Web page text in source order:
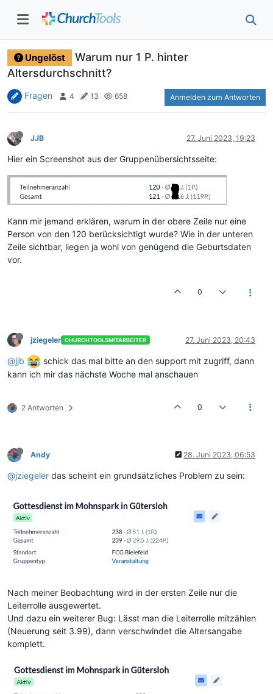
Ungelöst
Warum nur 1 P. hinter
Altersdurchschnitt?
Fragen 4 13 658 Anmelden zum Antworten
JJB 27. Juni 2023, 19:23
Hier ein Screenshot aus der Gruppenübersichtsseite:
Kann mir jemand erklären, warum in der obere Zeile nur eine
Person von den 120 berücksichtigt wurde? Wie in der unteren
Zeile sichtbar, liegen ja wohl von genügend die Geburtsdaten
vor.
0
jziegeler CHURCHTOOLSMITARBEITER 27. Juni 2023, 20:43
@jjb
schick das mal bitte an den support mit zugriff, dann
kann ich mir das nächste Woche mal anschauen
2 Antworten 0
Andy 28. Juni 2023, 06:53
@jziegeler das scheint ein grundsätzliches Problem zu sein:
Nach meiner Beobachtung wird in der ersten Zeile nur die
Leiterrolle ausgewertet.
Und dazu ein weiterer Bug: Lässt man die Leiterrolle mitzählen
(Neuerung seit 3.99), dann verschwindet die Altersangabe
komplett.